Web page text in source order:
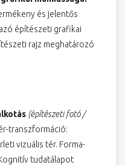
és jelentős
építészeti grafikai
rajz meghatározó
(építészeti fotó /
transzformáció:
vizuális tér. Forma-
tudatálapot